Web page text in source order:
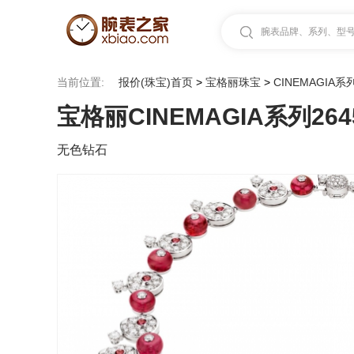
腕表品牌、系列、型
当前位置: 报价(珠宝)首页 > 宝格丽珠宝 > CINEMAGIA系
宝格丽CINEMAGIA系列
无色钻石